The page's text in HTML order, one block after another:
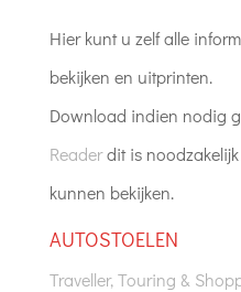
Hier kunt u zelf alle
bekijken en uitprinten.
Download indien nodig
Readerdit is
kunnen bekijken.
AUTOSTOELEN
Traveller, Touring &